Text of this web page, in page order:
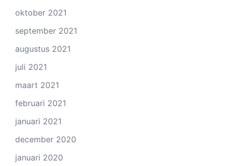
oktober 2021
september 2021
augustus 2021
juli 2021
maart 2021
februari 2021
januari 2021
december 2020
januari 2020